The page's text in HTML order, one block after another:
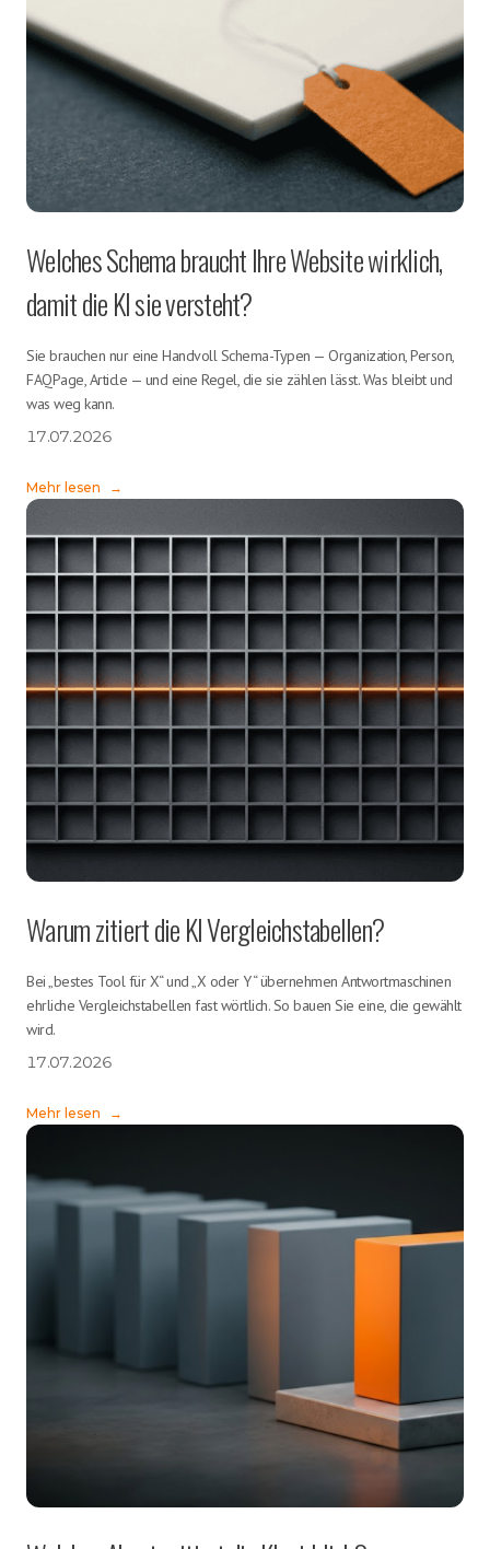
Welches Schema braucht Ihre Website wirklich,
damit die KI sie versteht?
Sie brauchen nur eine Handvoll Schema-Typen — Organization, Person,
FAQPage, Article — und eine Regel, die sie zählen lässt. Was bleibt und
was weg kann.
17.07.2026
Mehr lesen →
Warum zitiert die KI Vergleichstabellen?
Bei „bestes Tool für X“ und „X oder Y“ übernehmen Antwortmaschinen
ehrliche Vergleichstabellen fast wörtlich. So bauen Sie eine, die gewählt
wird.
17.07.2026
Mehr lesen →